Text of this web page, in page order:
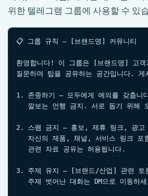
위한 텔레그램 그룹에 사용할 수 있
📋 그룹 규칙 — [브랜드명] 커뮤니티
환영합니다! 이 그룹은 [브랜드명] 고객
질문하며 팁을 공유하는 공간입니다.
1. 존중하기 — 모두에게 예의를 갖춥니
깔보는 언행 금지. 서로 돕기 위해
2. 스팸 금지 — 홍보, 제휴 링크, 광고
자신의 제품, 채널, 서비스 링크 포
   관련 자료 공유는 허용됩니다.
3. 주제 유지 — [브랜드/산업] 관련 토
주제 벗어난 대화는 DM으로 이동하세